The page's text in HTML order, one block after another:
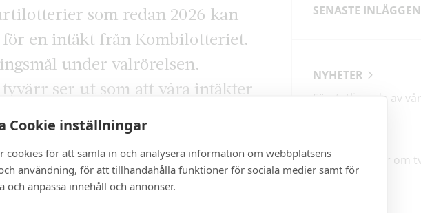
Cookie inställningar
cookies för att samla in och analysera information om webbplatsens
användning, för att tillhandahålla funktioner för sociala medier samt för
och anpassa innehåll och annonser.
som redan 2026 kan
en intäkt från Kombilotteriet.
under valrörelsen.
ser ut som att våra intäkter
SENASTE INLÄGGEN
NYHETER